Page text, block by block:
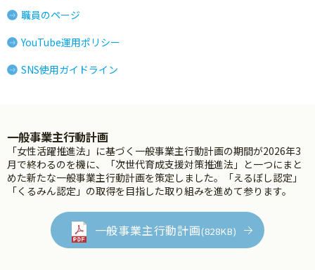
職員のページ
YouTube運用ポリシー
SNS使用ガイドライン
一般事業主行動計画
「女性活躍推進法」に基づく一般事業主行動計画の期間が2026年3
月で終わるのを機に、「次世代育成支援対策推進法」と一つにまと
めた新たな一般事業主行動計画を策定しました。「えるぼし認定」
「くるみん認定」の取得を目指した取り組みを進めて参ります。
一般事業主行動計画(828KB)